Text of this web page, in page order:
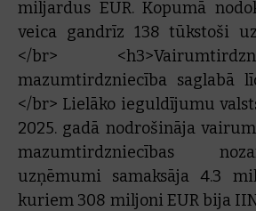
miljardus EUR. Kopumā
veica gandrīz 138 tūkstoši
</br>
mazumtirdzniecība saglabā
</br> Lielāko ieguldījumu
2025. gadā nodrošināja
mazumtirdzniecības
uzņēmumi samaksāja 4.3
kuriem 308 miljoni EUR bija